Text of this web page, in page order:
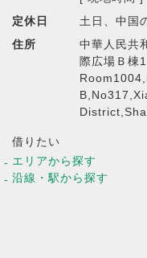
定休日
土日、中国
住所
中華人民共
際広場Ｂ棟
借りたい
エリアから探す
沿線・駅から探す